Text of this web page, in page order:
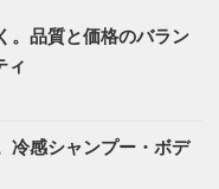
。品質と価格のバラン
ィ
冷感シャンプー・ボデ